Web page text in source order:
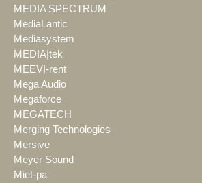
MEDIA SPECTRUM
MediaLantic
Mediasystem
MEDIA|tek
MEEVI-rent
Mega Audio
Megaforce
MEGATECH
Merging Technologies
Mersive
Meyer Sound
Miet-pa